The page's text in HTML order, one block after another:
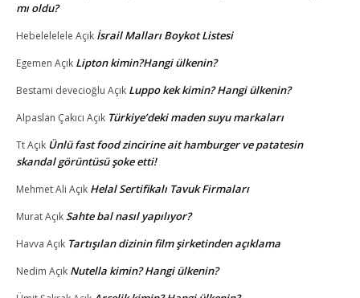
mı oldu?
Hebelelelele Açık İsrail Malları Boykot Listesi
Egemen Açık Lipton kimin?Hangi ülkenin?
Bestami devecioğlu Açık Luppo kek kimin? Hangi ülkenin?
Alpaslan Çakıcı Açık Türkiye’deki maden suyu markaları
TtAçık Ünlü fast food zincirine ait hamburger ve patatesin
skandal görüntüsü şoke etti!
Mehmet Ali Açık Helal Sertifikalı Tavuk Firmaları
MuratAçıkSahte bal nasıl yapılıyor?
Havva Açık Tartışılan dizinin film şirketinden açıklama
Nedim Açık Nutella kimin? Hangi ülkenin?